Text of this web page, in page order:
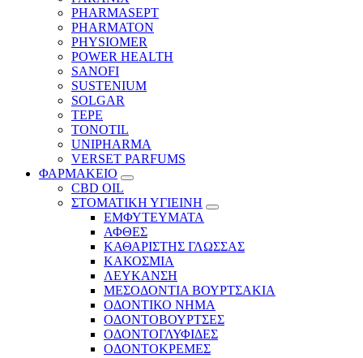
PHARMASEPT
PHARMATON
PHYSIOMER
POWER HEALTH
SANOFI
SUSTENIUM
SOLGAR
TEPE
TONOTIL
UNIPHARMA
VERSET PARFUMS
ΦΑΡΜΑΚΕΙΟ
CBD OIL
ΣΤΟΜΑΤΙΚΗ ΥΓΙΕΙΝΗ
ΕΜΦΥΤΕΥΜΑΤΑ
ΑΦΘΕΣ
ΚΑΘΑΡΙΣΤΗΣ ΓΛΩΣΣΑΣ
ΚΑΚΟΣΜΙΑ
ΛΕΥΚΑΝΣΗ
ΜΕΣΟΔΟΝΤΙΑ ΒΟΥΡΤΣΑΚΙΑ
ΟΔΟΝΤΙΚΟ ΝΗΜΑ
ΟΔΟΝΤΟΒΟΥΡΤΣΕΣ
ΟΔΟΝΤΟΓΛΥΦΙΔΕΣ
ΟΔΟΝΤΟΚΡΕΜΕΣ